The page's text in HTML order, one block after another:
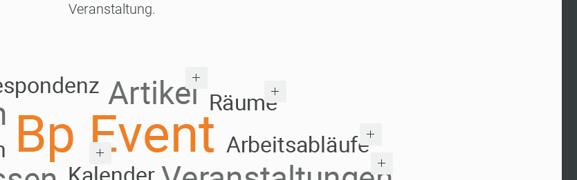
Veranstaltung.